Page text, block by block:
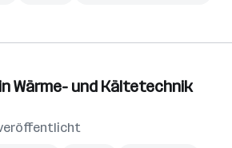
Wärme- und Kältetechnik